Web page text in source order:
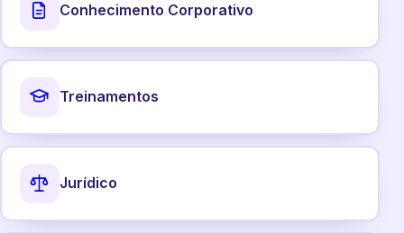
Conhecimento Corporativo
Treinamentos
Jurídico